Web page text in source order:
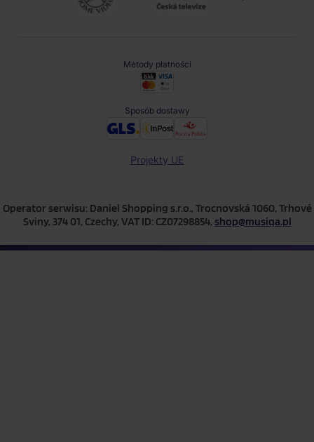
Metody płatności
Sposób dostawy
Projekty UE
Operator serwisu: Daniel Shopping s.r.o., Trocnovská 1060, Trhové
Sviny, 374 01, Czechy, VAT ID: CZ07298854, shop@musiqa.pl